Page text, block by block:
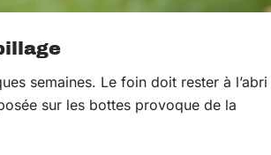
semaines. Le foin doit rester à l’abri
sur les bottes provoque de la